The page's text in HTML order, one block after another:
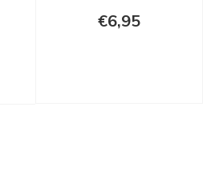
€6,95